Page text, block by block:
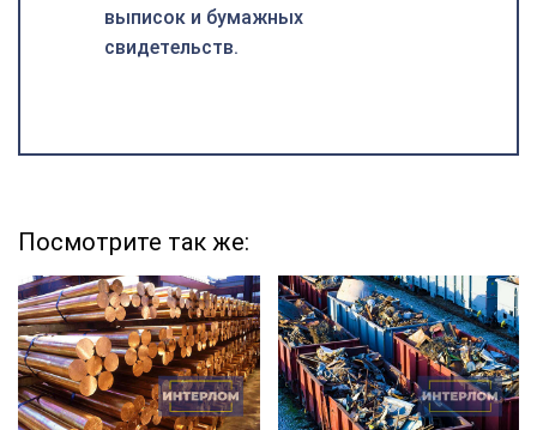
выписок и бумажных
свидетельств.
Посмотрите так же: